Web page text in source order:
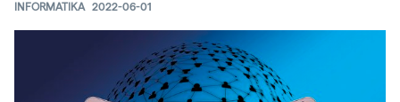
INFORMATIKA 2022-06-01